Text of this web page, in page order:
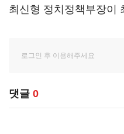
최신형 정치정책부장이
댓글 0